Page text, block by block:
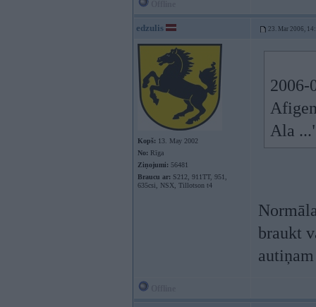
edzulis 23. Mar 2006,
Kopš: 13. May 2002
No: Rīga
Ziņojumi: 56481
Braucu ar: S212, 911TT, 951,
635csi, NSX, Tillotson t4
2006-
Ala
braukt